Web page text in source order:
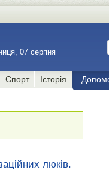
07 серпня
Спорт Історія
люків.